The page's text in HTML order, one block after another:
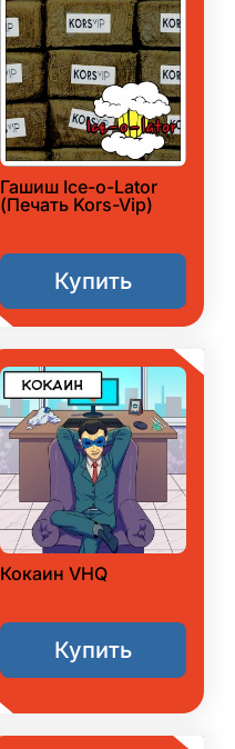
Гашиш Ice-o-Lator
(Печать Kors-Vip)
Купить
Кокаин VHQ
Купить